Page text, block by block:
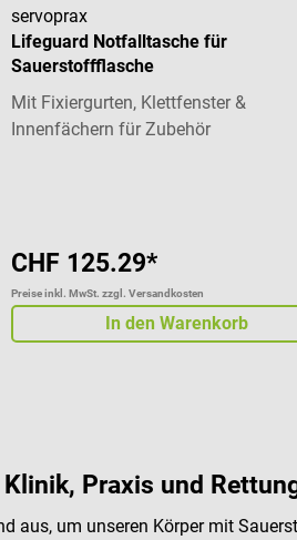
servoprax
Lifeguard Notfalltasche für
Sauerstoffflasche
Mit Fixiergurten, Klettfenster &
Innenfächern für Zubehör
CHF 125.29*
Preise inkl. MwSt. zzgl. Versandkosten
In den Warenkorb
Praxis und
aus, um unseren Körper mit